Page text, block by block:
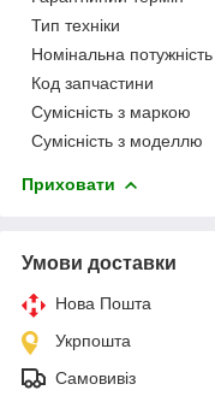
Тип техніки
Номінальна потужність
Код запчастини
Сумісність з маркою
Сумісність з моделлю
Приховати
Умови доставки
Нова Пошта
Укрпошта
Самовивіз